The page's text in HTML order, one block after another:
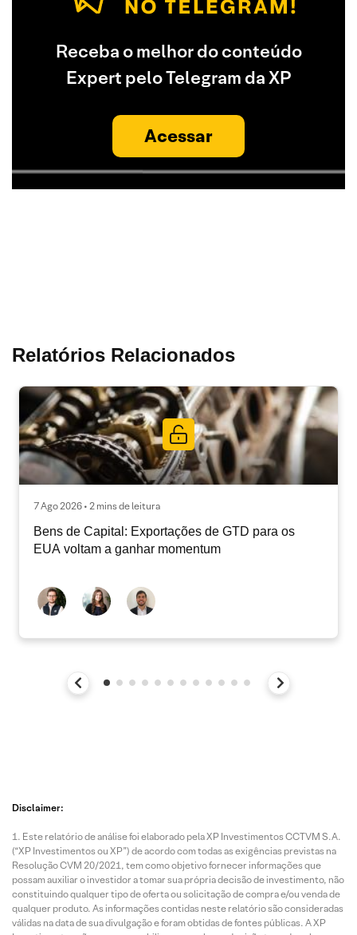
Receba o melhor do conteúdo
Expert pelo Telegram da XP
Acessar
Relatórios Relacionados
7 Ago 2026 • 2 mins de leitura
Bens de Capital: Exportações de GTD para os
EUA voltam a ganhar momentum
Disclaimer:
Este relatório de análise foi elaborado pela XP Investimentos CCTVM S.A.
(“XP Investimentos ou XP”) de acordo com todas as exigências previstas na
Resolução CVM 20/2021, tem como objetivo fornecer informações que
possam auxiliar o investidor a tomar sua própria decisão de investimento, não
constituindo qualquer tipo de oferta ou solicitação de compra e/ou venda de
qualquer produto. As informações contidas neste relatório são consideradas
válidas na data de sua divulgação e foram obtidas de fontes públicas. A XP